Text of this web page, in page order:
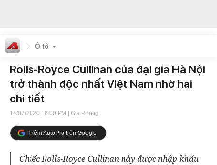
Ô tô
Rolls-Royce Cullinan của đại gia Hà Nội
trở thành độc nhất Việt Nam nhờ hai
chi tiết
14/07/2020 16:00 PM | Gia Phong
Thêm AutoPro trên Google
Chiếc Rolls-Royce Cullinan này được nhập khẩu